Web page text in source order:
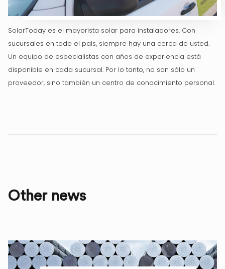
SolarToday es el mayorista solar para instaladores. Con
sucursales en todo el país, siempre hay una cerca de usted.
Un equipo de especialistas con años de experiencia está
disponible en cada sucursal. Por lo tanto, no son sólo un
proveedor, sino también un centro de conocimiento personal.
Other news